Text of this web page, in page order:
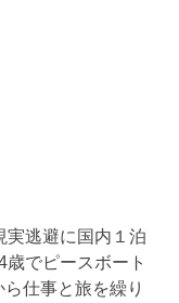
実逃避に国内１泊
でピースボート
仕事と旅を繰り